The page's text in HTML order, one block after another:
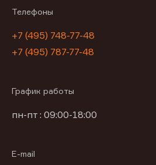
Телефоны
+7 (495) 748-77-48
+7 (495) 787-77-48
График работы
пн-пт : 09:00-18:00
E-mail